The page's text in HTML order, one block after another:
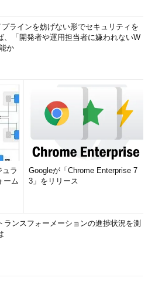
ラインを妨げない形でセキュリティを
、「開発者や運用担当者に嫌われないW
か
ラ
ーム
Googleが「Chrome Enterprise 7
3」をリリース
ランスフォーメーションの進捗状況を測